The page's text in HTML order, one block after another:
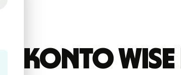
Konto